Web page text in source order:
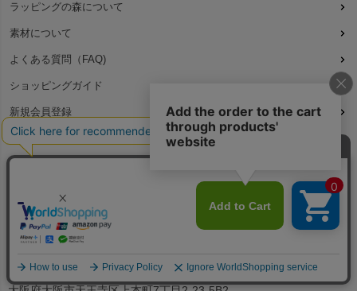
ラッピングの森について
素材について
よくある質問（FAQ)
ショッピングガイド
新規会員登録
特定商取引法に基づく表記
プライバシーポリシー
不織布ガイド｜選び方・使い方記事まとめ
特集ページ 一覧
〒543-0001